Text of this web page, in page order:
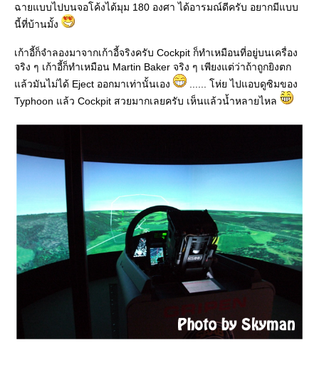
ฉายแบบไปบนจอโค้งได้มุม 180 องศา ได้อารมณ์ดีครับ อยากมีแบบ
นี้ที่บ้านมั้ง
เก้าอี้ก็จำลองมาจากเก้าอี้จริงครับ Cockpit ก็ทำเหมือนที่อยู่บนเครื่อง
จริง ๆ เก้าอี้ก็ทำเหมือน Martin Baker จริง ๆ เพียงแต่ว่าถ้าถูกยิงตก
ล้วมันไม่ได้ Eject ออกมาเท่านั้นเอง
...... โห่ย ไปแอบดูซิมของ
Typhoon แล้ว Cockpit สวยมากเลยครับ เห็นแล้วน้ำหลายไหล